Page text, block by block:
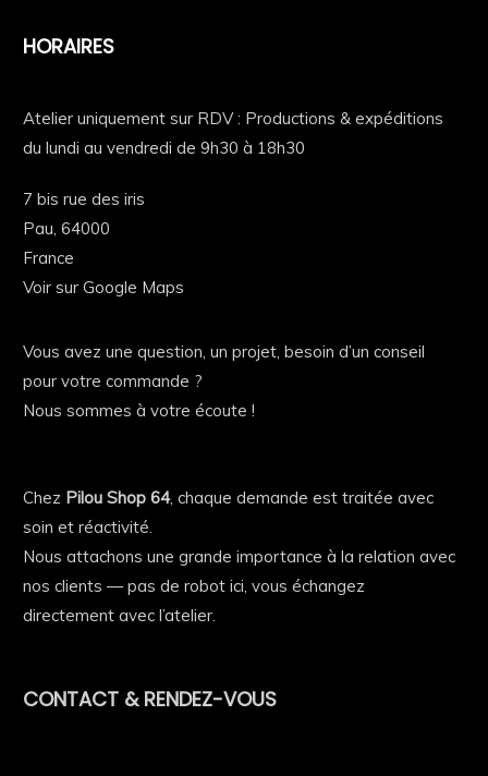
HORAIRES
Atelier uniquement sur RDV : Productions & expéditions
du lundi au vendredi de 9h30 à 18h30
7 bis rue des iris
Pau,64000
France
Voir sur Google Maps
Vous avez une question, un projet, besoin d’un conseil
pour votre commande ?
Nous sommes à votre écoute !
Chez Pilou Shop 64, chaque demande est traitée avec
soin et réactivité.
Nous attachons une grande importance à la relation avec
nos clients — pas de robot ici, vous échangez
directement avec l’atelier.
CONTACT & RENDEZ-VOUS